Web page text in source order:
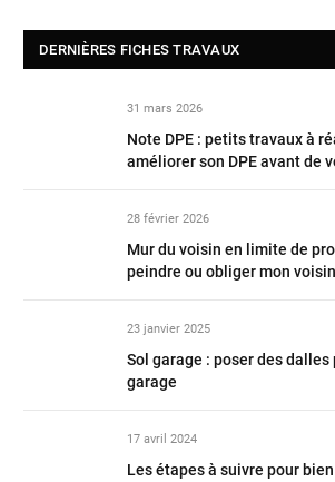
DERNIÈRES FICHES TRAVAUX
31 mars 2026
Note DPE : petits travaux à
améliorer son DPE avant de
28 février 2026
Mur du voisin en limite de
peindre ou obliger mon
23 janvier 2025
Sol garage : poser des
garage
17 avril 2024
Les étapes à suivre pour